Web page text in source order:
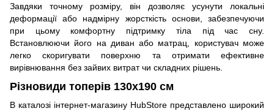
Завдяки точному розміру, він дозволяє усунути локальні
деформації або надмірну жорсткість основи, забезпечуючи
при цьому комфортну підтримку тіла під час сну.
Встановлюючи його на диван або матрац, користувач може
легко скоригувати поверхню та отримати ефективне
вирівнювання без зайвих витрат чи складних рішень.
Різновиди топерів 130х190 см
В каталозі інтернет-магазину HubStore представлено широкий